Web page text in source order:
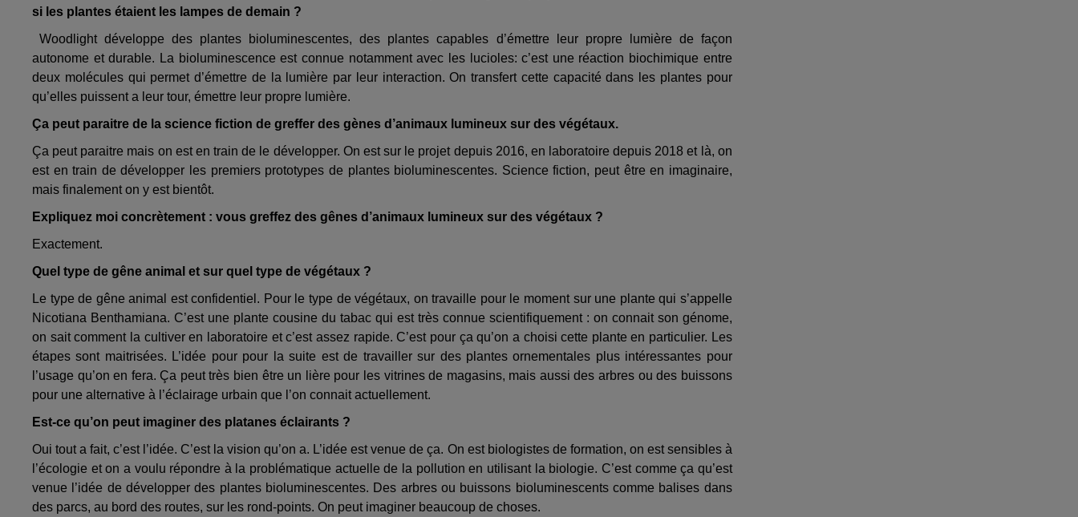
si les plantes étaient les lampes de demain ?
Woodlight développe des plantes bioluminescentes, des plantes capables d’émettre leur propre lumière de façon
autonome et durable. La bioluminescence est connue notamment avec les lucioles: c’est une réaction biochimique entre
deux molécules qui permet d’émettre de la lumière par leur interaction. On transfert cette capacité dans les plantes pour
qu’elles puissent a leur tour, émettre leur propre lumière.
Ça peut paraitre de la science fiction de greffer des gènes d’animaux lumineux sur des végétaux.
Ça peut paraitre mais on est en train de le développer. On est sur le projet depuis 2016, en laboratoire depuis 2018 et là, on
est en train de développer les premiers prototypes de plantes bioluminescentes. Science fiction, peut être en imaginaire,
mais finalement on y est bientôt.
Expliquez moi concrètement : vous greffez des gênes d’animaux lumineux sur des végétaux ?
Exactement.
Quel type de gêne animal et sur quel type de végétaux ?
Le type de gêne animal est confidentiel. Pour le type de végétaux, on travaille pour le moment sur une plante qui s’appelle
Nicotiana Benthamiana. C’est une plante cousine du tabac qui est très connue scientifiquement : on connait son génome,
on sait comment la cultiver en laboratoire et c’est assez rapide. C’est pour ça qu’on a choisi cette plante en particulier. Les
étapes sont maitrisées. L’idée pour pour la suite est de travailler sur des plantes ornementales plus intéressantes pour
l’usage qu’on en fera. Ça peut très bien être un lière pour les vitrines de magasins, mais aussi des arbres ou des buissons
pour une alternative à l’éclairage urbain que l’on connait actuellement.
Est-ce qu’on peut imaginer des platanes éclairants ?
Oui tout a fait, c’est l’idée. C’est la vision qu’on a. L’idée est venue de ça. On est biologistes de formation, on est sensibles à
l’écologie et on a voulu répondre à la problématique actuelle de la pollution en utilisant la biologie. C’est comme ça qu’est
venue l’idée de développer des plantes bioluminescentes. Des arbres ou buissons bioluminescents comme balises dans
des parcs, au bord des routes, sur les rond-points. On peut imaginer beaucoup de choses.